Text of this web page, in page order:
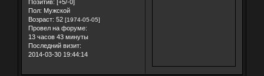
Позитив: [+5/-0]
Пол: Мужской
Возраст: 52 [1974-05-05]
Провел на форуме:
13 часов 43 минуты
Последний визит:
2014-03-30 19:44:14